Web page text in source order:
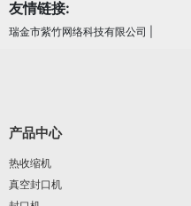
友情链接:
瑞金市紫竹网络科技有限公司
产品中心
热收缩机
真空封口机